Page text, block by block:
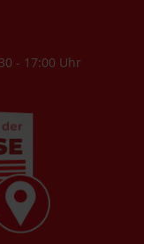
- 17:00 Uhr